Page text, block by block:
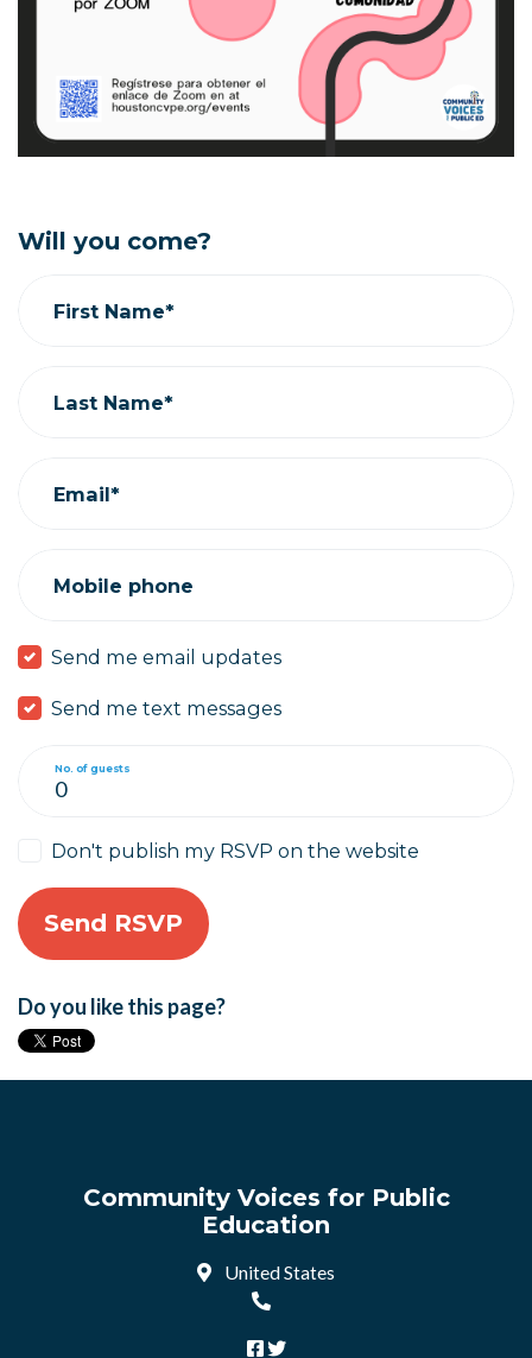
Will you come?
First Name*
Last Name*
Email*
Mobile phone
Send me email updates
Send me text messages
No. of guests
Don't publish my RSVP on the website
Do you like this page?
Community Voices for Public
Education
United States